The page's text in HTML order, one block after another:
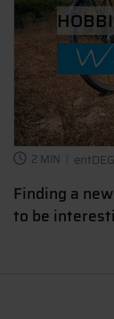
2 MIN
Finding a
to be